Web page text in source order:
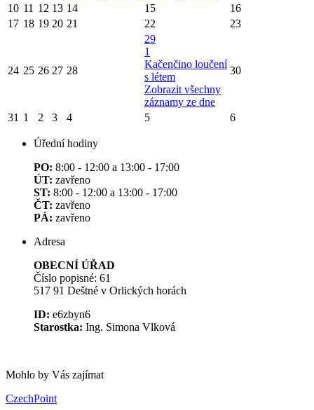
10 11 12 13 14 15
16
17 18 19 20 21 22 23
24 25 26 27 28
29
1
Kačenčino loučení
s létem
Zobrazit všechny
záznamy ze dne
30
31 1 2 3 4 5 6
Úřední hodiny
PO: 8:00 - 12:00 a 13:00 - 17:00
ÚT: zavřeno
ST: 8:00 - 12:00 a 13:00 - 17:00
ČT: zavřeno
PÁ: zavřeno
Adresa
OBECNÍ ÚŘAD
Číslo popisné: 61
517 91 Deštné v Orlických horách
ID: e6zbyn6
Starostka: Ing. Simona Vlková
Mohlo by Vás zajímat
CzechPoint